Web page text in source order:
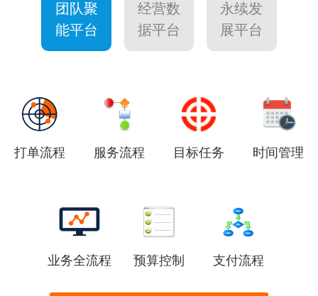
团队聚
能平台
经营数
据平台
永续发
展平台
打单流程 服务流程 目标任务 时间管理
业务全流程 预算控制 支付流程